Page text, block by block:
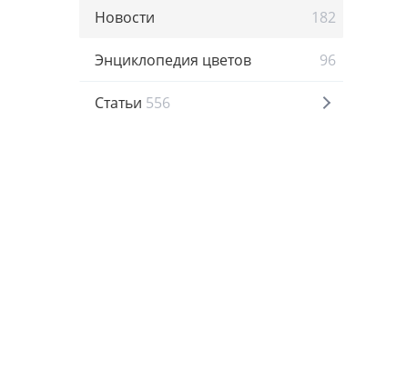
Новости 182
Энциклопедия цветов 96
Статьи 556